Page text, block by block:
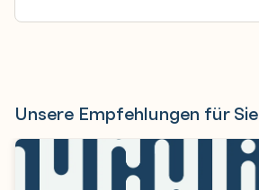
Unsere Empfehlungen für Sie